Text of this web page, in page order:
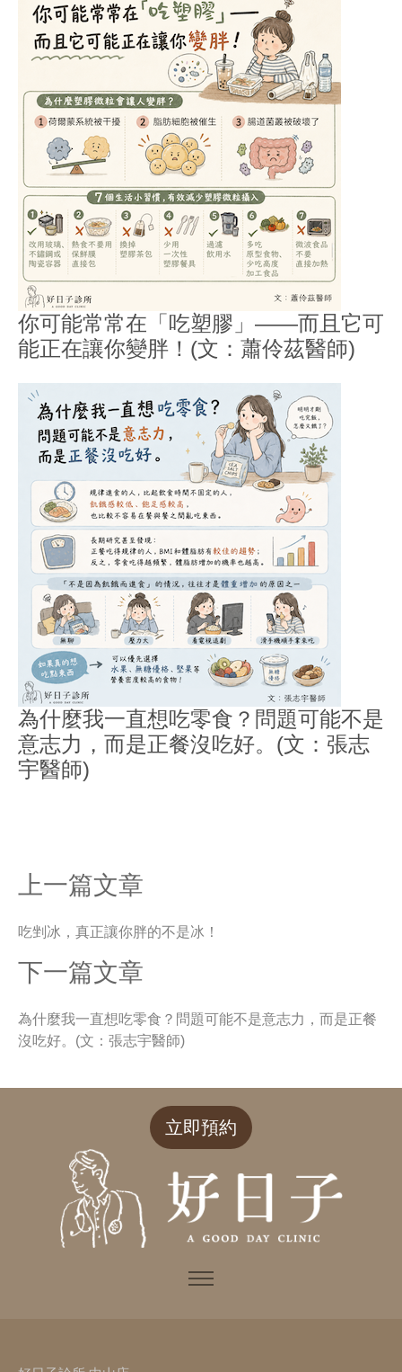
你可能常常在「吃塑膠」——而且它可
能正在讓你變胖！(文：蕭伶茲醫師)
為什麼我一直想吃零食？問題可能不是
意志力，而是正餐沒吃好。(文：張志
宇醫師)
上一篇文章
吃剉冰，真正讓你胖的不是冰！
下一篇文章
為什麼我一直想吃零食？問題可能不是意志力，而是正餐
沒吃好。(文：張志宇醫師)
立即預約